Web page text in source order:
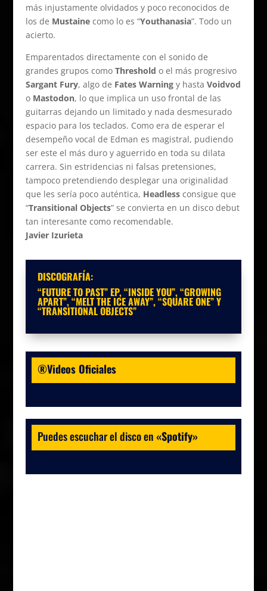
más injustamente olvidados y poco reconocidos de
los de Mustainecomo lo es “Youthanasia”. Todo un
acierto.
Emparentados directamente con el sonido de
grandes grupos como Threshold o el más progresivo
Sargant Fury, algo de Fates Warningy hasta Voidvod
o Mastodon, lo que implica un uso frontal de las
guitarras dejando un limitado y nada desmesurado
espacio para los teclados. Como era de esperar el
desempeño vocal de Edman es magistral, pudiendo
ser este el más duro y aguerrido en toda su dilata
carrera. Sin estridencias ni falsas pretensiones,
tampoco pretendiendo desplegar una originalidad
que les sería poco auténtica, Headlessconsigue que
“Transitional Objects” se convierta en un disco debut
tan interesante como recomendable.
Javier Izurieta
DISCOGRAFÍA:
“FUTURE TO PAST” EP, “INSIDE YOU”, “GROWING
APART”, “MELT THE ICE AWAY”, “SQUARE ONE” Y
“TRANSITIONAL OBJECTS”
®Videos Oficiales
Puedes escuchar el disco en«Spotify»